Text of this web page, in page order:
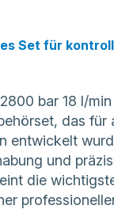
Set für
bar 18 l/
das für
entwickelt
und
die